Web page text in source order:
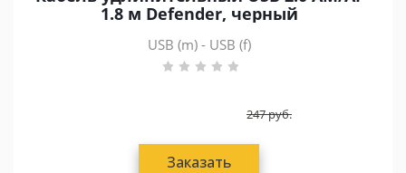
1.8 м Defender, черный
USB (m) - USB (f)
247руб.
Заказать